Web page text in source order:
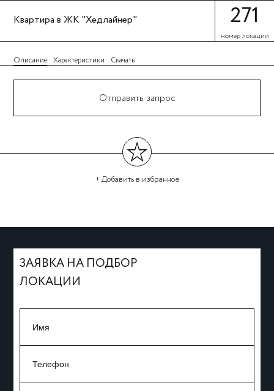
Квартира в ЖК "Хедлайнер" 271
номер локации
Описание Характеристики Скачать
+ Добавить в избранное
Отправить запрос
ЗАЯВКА НА ПОДБОР
ЛОКАЦИИ